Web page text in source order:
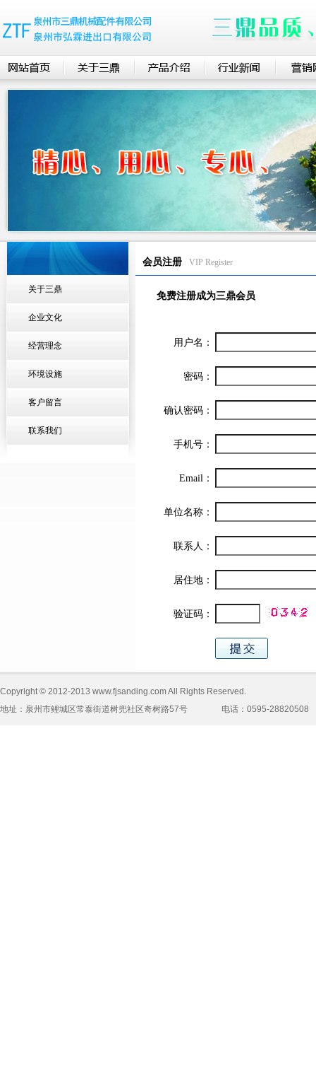
关于三鼎
企业文化
经营理念
环境设施
客户留言
联系我们
会员注册 VIP Register
免费注册成为三鼎会员
用户名：
密码：
确认密码：
手机号：
Email：
单位名称：
联系人：
居住地：
验证码：
Copyright © 2012-2013 www.fjsanding.com All Rights Reserved.
地址：泉州市鲤城区常泰街道树兜社区奇树路57号 电话：0595-28820508